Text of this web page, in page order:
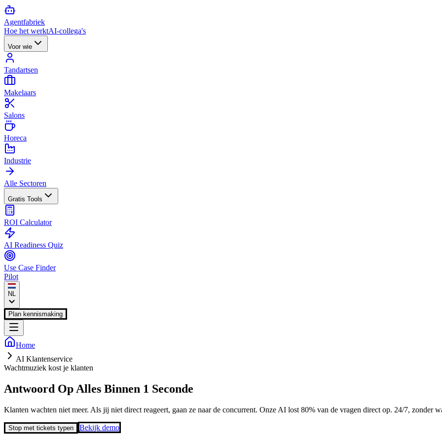
Agentfabriek
Hoe het werktAI-collega's
Voor wie
Tandartsen
Makelaars
Salons
Horeca
Industrie
Alle Sectoren
Gratis Tools
ROI Calculator
AI Readiness Quiz
Use Case Finder
Pilot
NL
Plan kennismaking
Home
AI Klantenservice
Wachtmuziek kost je klanten
Antwoord Op Alles Binnen 1 Seconde
Klanten wachten niet meer. Als jij niet direct reageert, gaan ze naar de concurrent. Onze AI lost 80% van de vragen direct op. 24/7, zonder
Stop met tickets typen Bekijk demo